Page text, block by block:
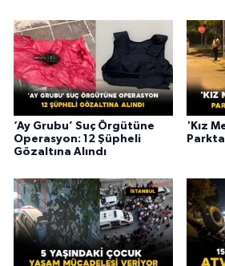
‘Ay Grubu’ Suç Örgütüne
Operasyon: 12 Şüpheli
Gözaltına Alındı
'Kız